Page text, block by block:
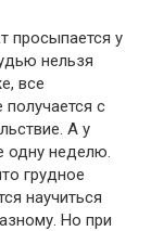
просыпается у
нельзя
все
с
А у
одну неделю.
грудное
научиться
Но при